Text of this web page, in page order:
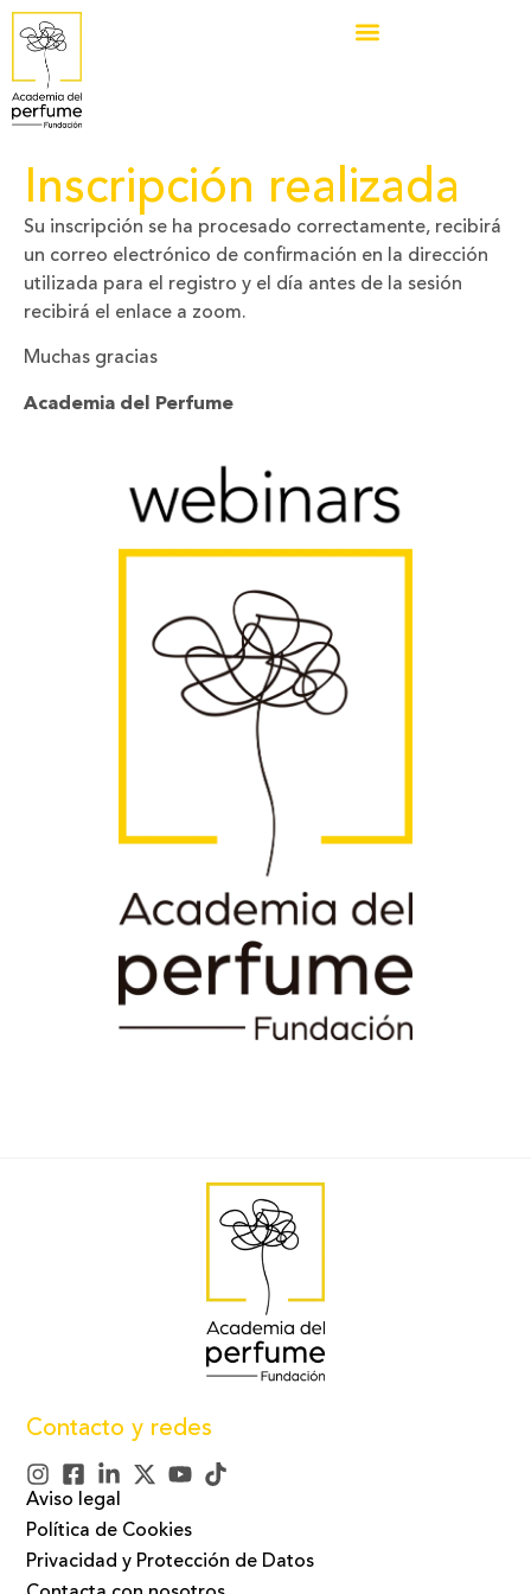
Inscripción realizada
Su inscripción se ha procesado correctamente, recibirá
un correo electrónico de confirmación en la dirección
utilizada para el registro y el día antes de la sesión
recibirá el enlace a zoom.
Muchas gracias
Academia del Perfume
Contacto y redes
Aviso legal
Política de Cookies
Privacidad y Protección de Datos